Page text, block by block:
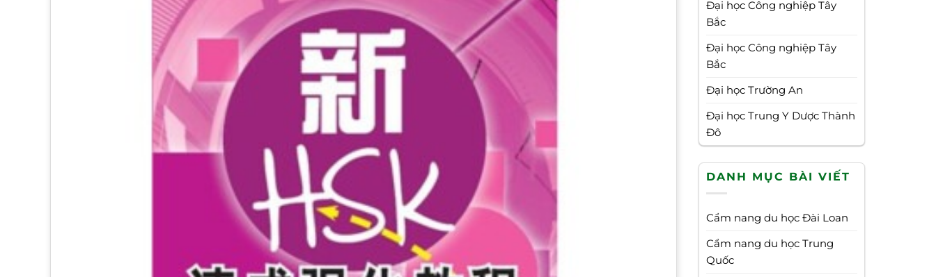
Đại học Công nghiệp Tây
Bắc
Đại học Công nghiệp Tây
Bắc
Đại học Trường An
Đại học Trung Y Dược Thành
Đô
DANH MỤC BÀI VIẾT
Cẩm nang du học Đài Loan
Cẩm nang du học Trung
Quốc